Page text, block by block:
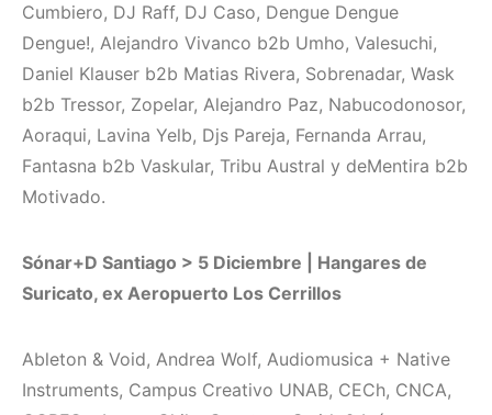
Cumbiero, DJ Raff, DJ Caso, Dengue Dengue
Dengue!, Alejandro Vivanco b2b Umho, Valesuchi,
Daniel Klauser b2b Matias Rivera, Sobrenadar, Wask
b2b Tressor, Zopelar, Alejandro Paz, Nabucodonosor,
Aoraqui, Lavina Yelb, Djs Pareja, Fernanda Arrau,
Fantasna b2b Vaskular, Tribu Austral y deMentira b2b
Motivado.
Sónar+D Santiago > 5 Diciembre | Hangares de
Suricato, ex Aeropuerto Los Cerrillos
Ableton & Void, Andrea Wolf, Audiomusica + Native
Instruments, Campus Creativo UNAB, CECh, CNCA,